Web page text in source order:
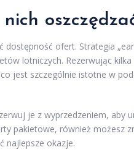
dostępność ofert. Strategia
lotniczych. Rezerwując
jest szczególnie istotne w
je z wyprzedzeniem, aby
pakietowe, również możesz
najlepsze okazje.